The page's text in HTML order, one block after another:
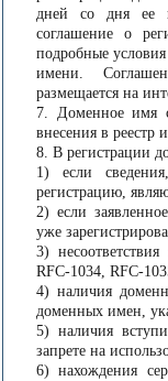
дней со дня ее
соглашение о
подробные
имени.
размещается на
7. Доменное имя
внесения в
8. В регистрации
1) если
регистрацию,
2) если
уже
3)
RFC-1034, RFC-
4) наличия
доменных имен,
5) наличия
запрете на
6) нахождения